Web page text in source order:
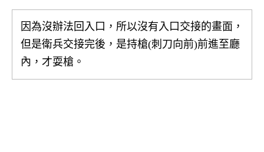
因為沒辦法回入口，所以沒有入口交接的畫面，
但是衛兵交接完後，是持槍(刺刀向前)前進至廳
內，才耍槍。